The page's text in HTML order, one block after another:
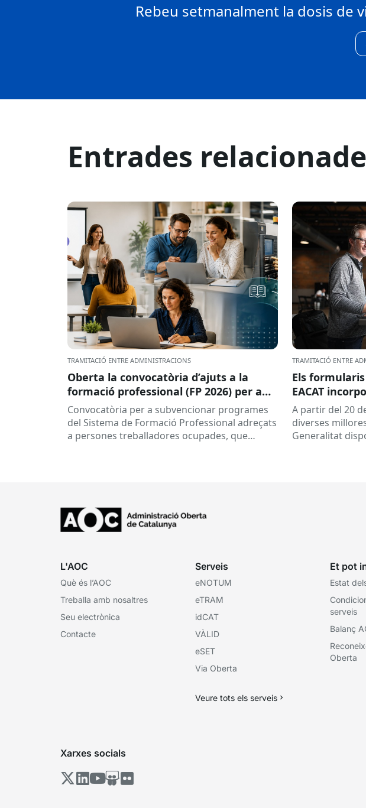
Rebeu setmanalment la dosis de
Entrades
TRAMITACIÓ ENTRE ADMINISTRACIONS
Oberta la convocatòria d’ajuts a la
formació professional (FP 2026) per a
persones treballadores ocupades
Convocatòria per a subvencionar programes
del Sistema de Formació Professional adreçats
a persones treballadores ocupades, que
TRAMITACIÓ ENTRE
Els
EACAT
la tramitació
A partir del 20
diverses
Generalitat
L'AOC
Què és l’AOC
Treballa amb nosaltres
Seu electrònica
Contacte
Serveis
eNOTUM
eTRAM
idCAT
VÀLID
eSET
Via Oberta
Veure tots els serveis
Et pot
Estat
serveis
Balanç
Oberta
Xarxes socials